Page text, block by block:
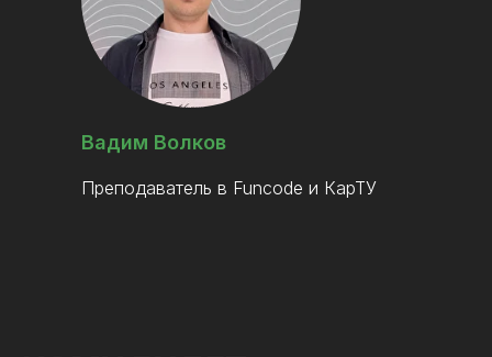
Вадим Волков
Преподаватель в Funcode и КарТУ